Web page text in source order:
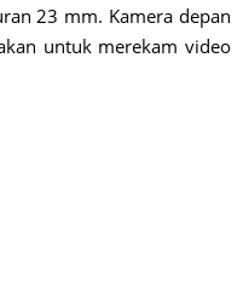
23 mm. Kamera depan
untuk merekam video